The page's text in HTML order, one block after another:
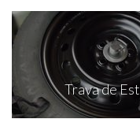
Trava de